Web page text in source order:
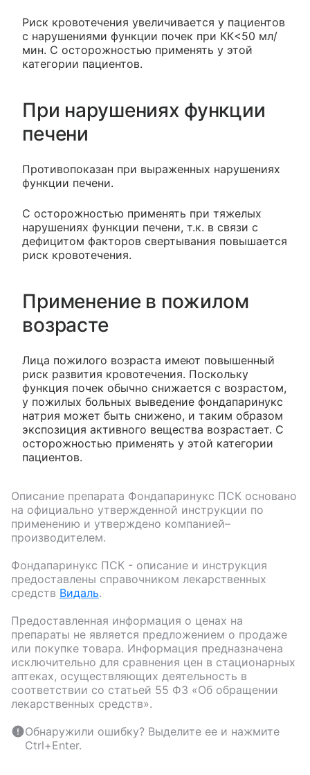
Риск кровотечения увеличивается у пациентов
с нарушениями функции почек при КК<50 мл/
мин. С осторожностью применять у этой
категории пациентов.
При нарушениях функции
печени
Противопоказан при выраженных нарушениях
функции печени.
С осторожностью применять при тяжелых
нарушениях функции печени, т.к. в связи с
дефицитом факторов свертывания повышается
риск кровотечения.
Применение в пожилом
возрасте
Лица пожилого возраста имеют повышенный
риск развития кровотечения. Поскольку
функция почек обычно снижается с возрастом,
у пожилых больных выведение фондапаринукс
натрия может быть снижено, и таким образом
экспозиция активного вещества возрастает. С
осторожностью применять у этой категории
пациентов.
Описание препарата Фондапаринукс ПСК основано
на официально утвержденной инструкции по
применению и утверждено компанией–
производителем.
Фондапаринукс ПСК - описание и инструкция
предоставлены справочником лекарственных
средств Видаль.
Предоставленная информация о ценах на
препараты не является предложением о продаже
или покупке товара. Информация предназначена
исключительно для сравнения цен в стационарных
аптеках, осуществляющих деятельность в
соответствии со статьей 55 ФЗ «Об обращении
лекарственных средств».
Обнаружили ошибку? Выделите ее и нажмите
Ctrl+Enter.